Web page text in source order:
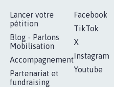
Lancer votre
pétition
Blog - Parlons
Mobilisation
Accompagnement
Partenariat et
fundraising
Facebook
TikTok
X
Instagram
Youtube